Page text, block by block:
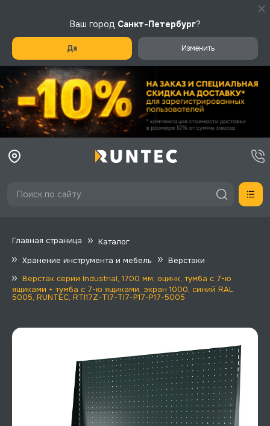
Ваш город Санкт-Петербург?
Да Изменить
Главная страница
Каталог
Хранение инструмента и мебель
Верстаки
Верстак серии Industrial, 1700 мм, оцинк, тумба с 7-ю
ящиками + тумба с 7-ю ящиками, экран 1000, синий RAL
5005, RUNTEC, RTI17Z-TI7-TI7-P17-P17-5005